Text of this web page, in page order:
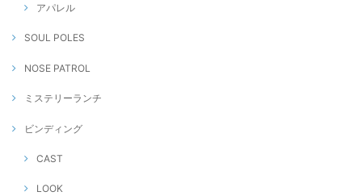
アパレル
SOUL POLES
NOSE PATROL
ミステリーランチ
ビンディング
CAST
LOOK